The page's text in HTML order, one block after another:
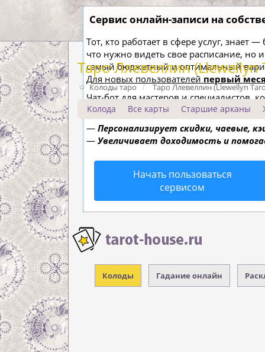
Сервис онлайн-записи на
Тот, кто работает в сфере услуг, знает
что нужно видеть свое расписание,
самый бюджетный и оптимальный
Для новых пользователей первый
Чат-бот для мастеров и специалистов,
—Сам записывает клиентов и
— Персонализирует скидки, чаевые,
— Увеличивает доходимость и
Начать пользоваться
сервисом
Колоды Гадание онлайн
Таро Ллевеллин (Llewellyn
Колоды таро Таро Ллевеллин (Llewellyn
Колода Все карты Старшие арканы